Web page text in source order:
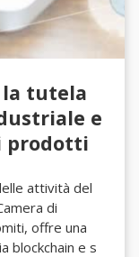
la tutela
e
prodotti
attività del
di
offre una
blockchain e s